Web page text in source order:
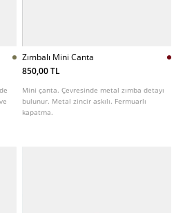
Zımbalı Mini Canta
850,00 TL
Mini çanta. Çevresinde metal zımba detayı
bulunur. Metal zincir askılı. Fermuarlı
kapatma.